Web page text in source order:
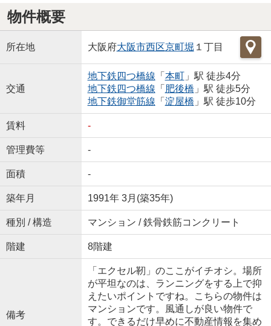
物件概要
所在地 大阪府大阪市西区京町堀 １丁目
交通
地下鉄四つ橋線 「 本町」駅 徒歩4分
地下鉄四つ橋線 「 肥後橋 」駅 徒歩5分
地下鉄御堂筋線 「 淀屋橋 」駅 徒歩10分
賃料 -
管理費等 -
面積 -
築年月 1991年 3月(築35年)
種別 / 構造 マンション / 鉄骨鉄筋コンクリート
階建 8階建
備考
「エクセル靭」のここがイチオシ。場所
が平坦なのは、ランニングをする上で抑
えたいポイントですね。こちらの物件は
マンションです。風通しが良い物件で
す。できるだけ早めに不動産情報を集め